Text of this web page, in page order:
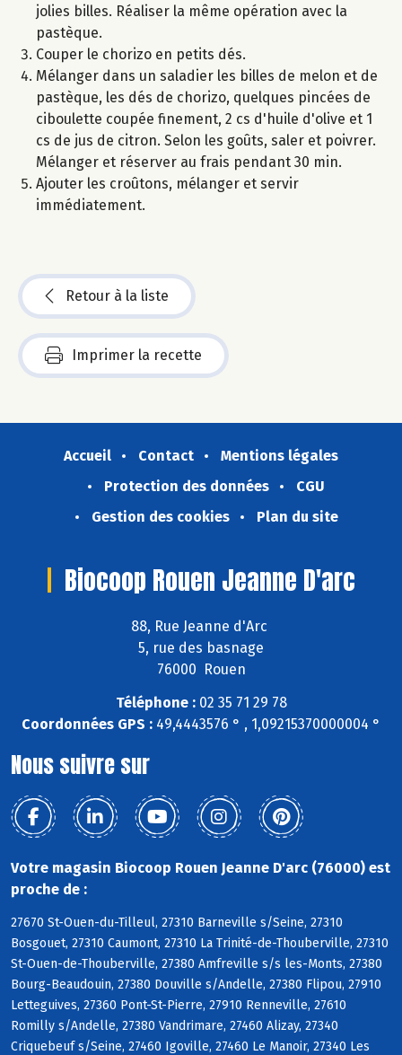
jolies billes. Réaliser la même opération avec la
pastèque.
Couper le chorizo en petits dés.
Mélanger dans un saladier les billes de melon et de
pastèque, les dés de chorizo, quelques pincées de
ciboulette coupée finement, 2 cs d'huile d'olive et 1
cs de jus de citron. Selon les goûts, saler et poivrer.
Mélanger et réserver au frais pendant 30 min.
Ajouter les croûtons, mélanger et servir
immédiatement.
Retour à la liste
Imprimer la recette
Accueil Contact
Mentions légales
Protection des données
CGU
Gestion des cookies
Plan du site
Biocoop Rouen Jeanne D'arc
88, Rue Jeanne d'Arc
5, rue des basnage
76000 Rouen
Téléphone :02 35 71 29 78
Coordonnées GPS : 49,4443576 ° , 1,09215370000004 °
Nous suivre sur
Votre magasin Biocoop Rouen Jeanne D'arc (76000) est
proche de :
27670 St-Ouen-du-Tilleul, 27310 Barneville s/Seine, 27310
Bosgouet, 27310 Caumont, 27310 La Trinité-de-Thouberville, 27310
St-Ouen-de-Thouberville, 27380 Amfreville s/s les-Monts, 27380
Bourg-Beaudouin, 27380 Douville s/Andelle, 27380 Flipou, 27910
Letteguives, 27360 Pont-St-Pierre, 27910 Renneville, 27610
Romilly s/Andelle, 27380 Vandrimare, 27460 Alizay, 27340
Criquebeuf s/Seine, 27460 Igoville, 27460 Le Manoir, 27340 Les